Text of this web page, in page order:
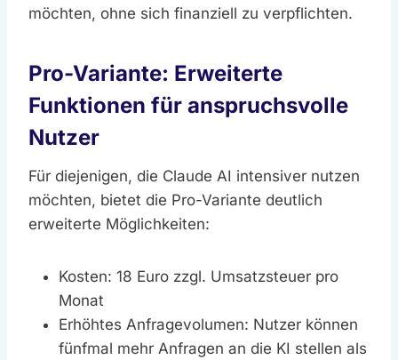
möchten, ohne sich finanziell zu verpflichten.
Pro-Variante: Erweiterte
Funktionen für anspruchsvolle
Nutzer
Für diejenigen, die Claude AI intensiver nutzen
möchten, bietet die Pro-Variante deutlich
erweiterte Möglichkeiten:
Kosten: 18 Euro zzgl. Umsatzsteuer pro
Monat
Erhöhtes Anfragevolumen: Nutzer können
fünfmal mehr Anfragen an die KI stellen als